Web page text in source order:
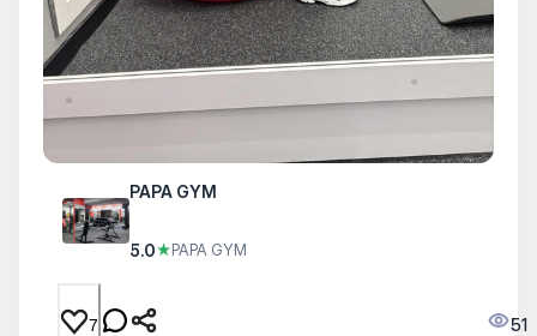
PAPA GYM
5.0★PAPA GYM
7 51